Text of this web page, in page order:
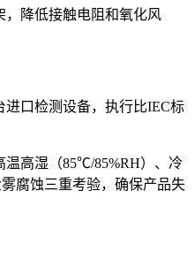
，降低接触电阻和氧化风
进口检测设备，执行比IEC标
温高湿（85℃/85%RH）、冷
腐蚀三重考验，确保产品失